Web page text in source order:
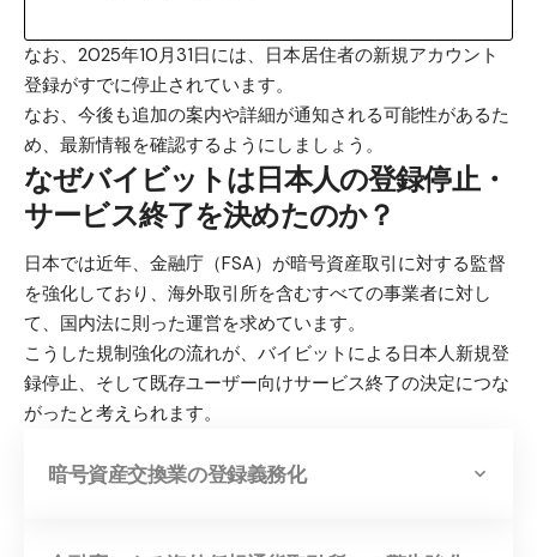
なお、2025年10月31日には、日本居住者の新規アカウント
登録がすでに停止されています。
なお、今後も追加の案内や詳細が通知される可能性があるた
め、最新情報を確認するようにしましょう。
なぜバイビットは日本人の登録停止・
サービス終了を決めたのか？
日本では近年、金融庁（FSA）が暗号資産取引に対する監督
を強化しており、海外取引所を含むすべての事業者に対し
て、国内法に則った運営を求めています。
こうした規制強化の流れが、バイビットによる日本人新規登
録停止、そして既存ユーザー向けサービス終了の決定につな
がったと考えられます。
暗号資産交換業の登録義務化